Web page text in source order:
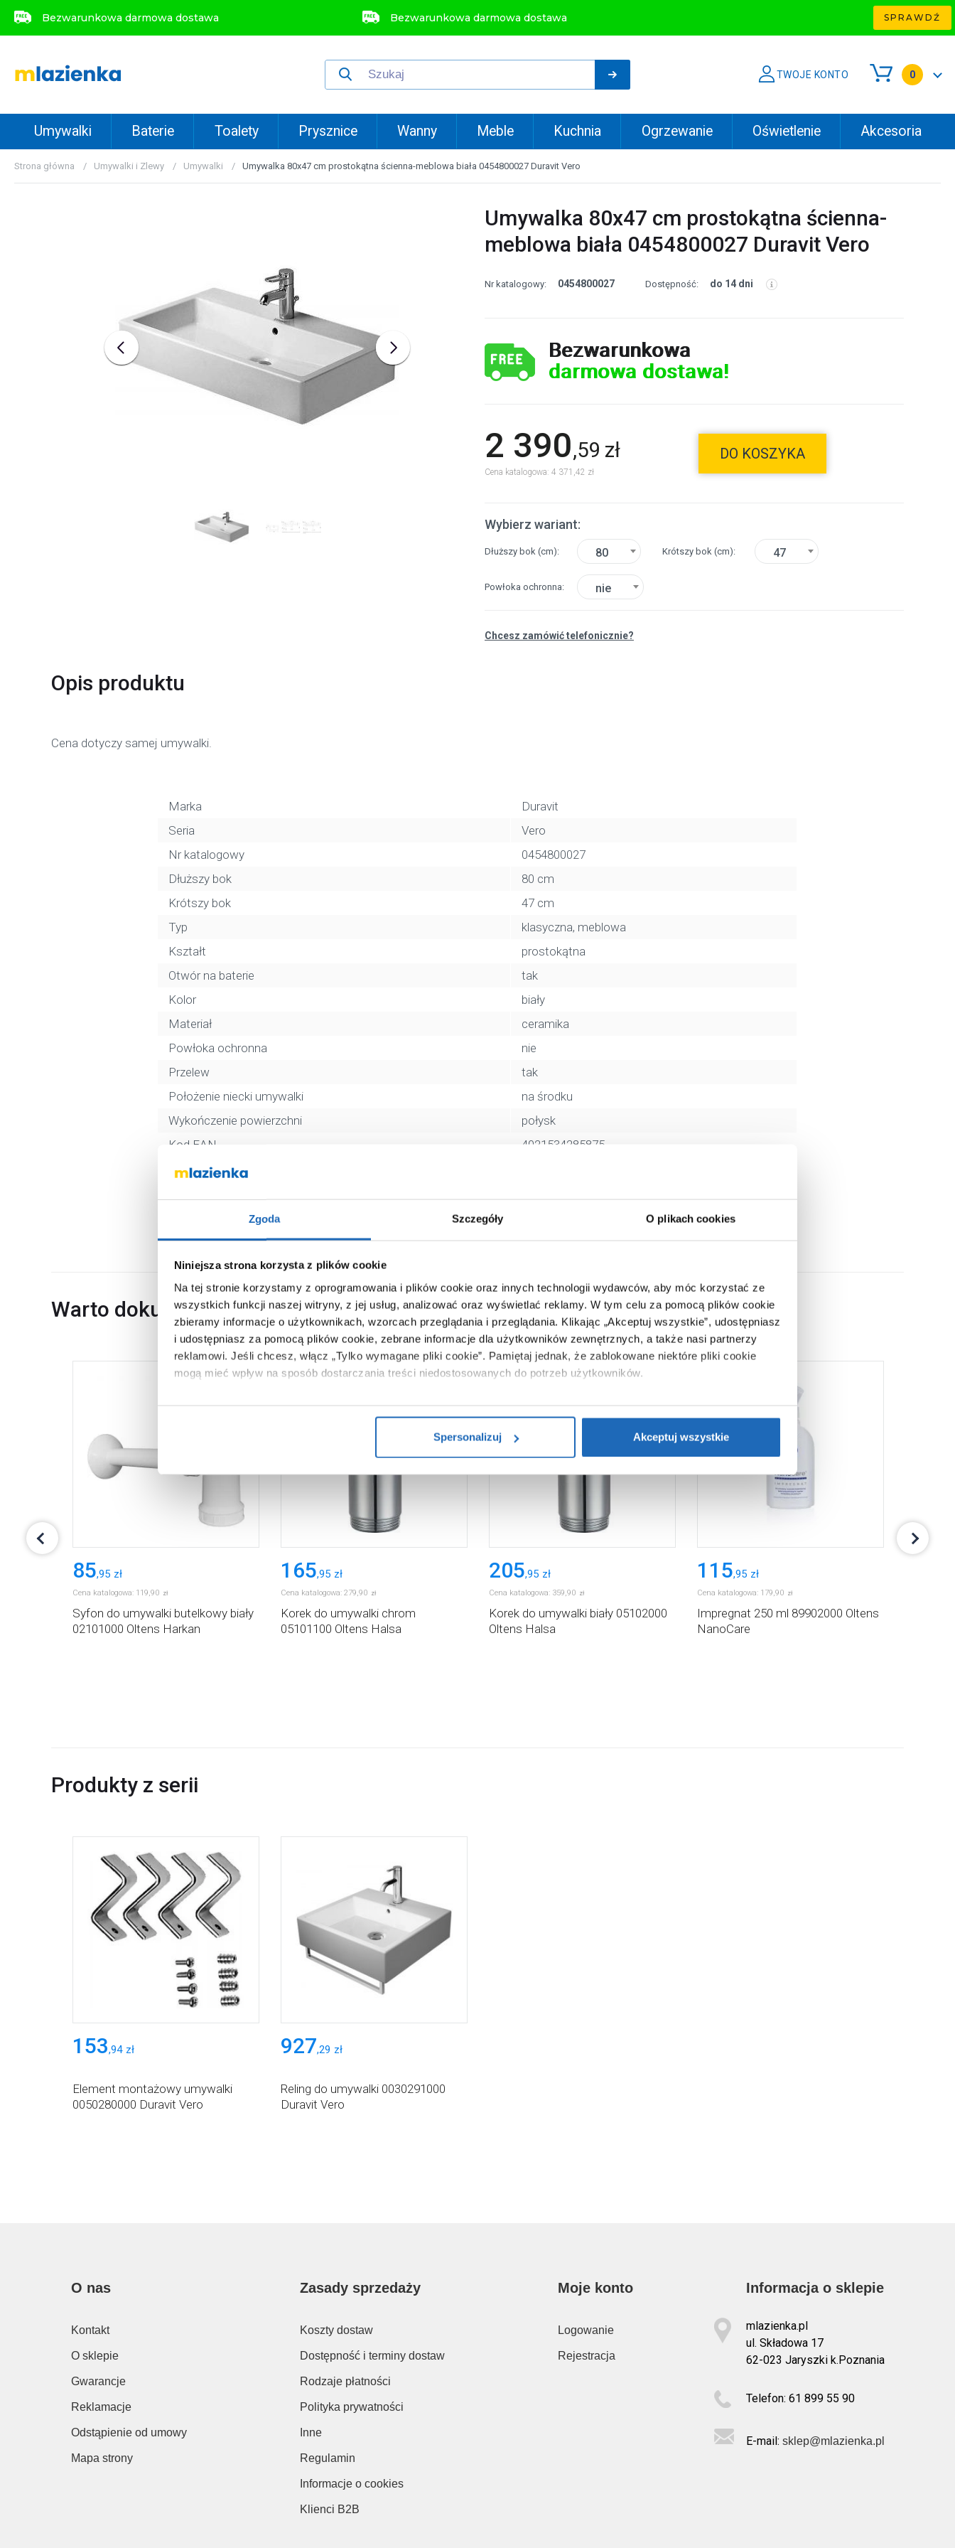
Zgoda Szczegóły O plikach cookies
Niniejsza strona korzysta z plików cookie
Na tej stronie korzystamy z oprogramowania i plików cookie oraz innych technologii wydawców, aby móc korzystać ze
wszystkich funkcji naszej witryny, z jej usług, analizować oraz wyświetlać reklamy. W tym celu za pomocą plików cookie
zbieramy informacje o użytkownikach, wzorcach przeglądania i przeglądania. Klikając „Akceptuj wszystkie”, udostępniasz
i udostępniasz za pomocą plików cookie, zebrane informacje dla użytkowników zewnętrznych, a także nasi partnerzy
reklamowi. Jeśli chcesz, włącz „Tylko wymagane pliki cookie”. Pamiętaj jednak, że zablokowane niektóre pliki cookie
mogą mieć wpływ na sposób dostarczania treści niedostosowanych do potrzeb użytkowników.
Aby uzyskać więcej informacji na temat plików plików cookie, kliknij „Ustawienia plików cookie”.Jeśli chcesz uzyskać
Spersonalizuj
Akceptuj wszystkie
Bezwarunkowa darmowa dostawa Bezwarunkowa darmowa dostawa SPRAWDŹ
TWOJE KONTO 0
Umywalki Baterie Toalety Prysznice Wanny Meble Kuchnia Ogrzewanie Oświetlenie Akcesoria
Strona główna Umywalki i Zlewy Umywalki Umywalka 80x47 cm prostokątna ścienna-meblowa biała 0454800027 Duravit Vero
Umywalka 80x47 cm prostokątna ścienna-
meblowa biała 0454800027 Duravit Vero
Nr katalogowy: 0454800027 Dostępność: do 14 dni
Bezwarunkowa
darmowa dostawa!
2 390,59 zł
Cena katalogowa: 4 371,42 zł
DO KOSZYKA
Wybierz wariant:
Dłuższy bok (cm) 80 Krótszy bok (cm) 47
Powłoka ochronna nie
Chcesz zamówić telefonicznie?
Opis produktu
Cena dotyczy samej umywalki.
Marka
Duravit
Seria
Vero
Nr katalogowy
0454800027
Dłuższy bok
80 cm
Krótszy bok
47 cm
Typ
klasyczna, meblowa
Kształt
prostokątna
Otwór na baterie
tak
Kolor
biały
Materiał
ceramika
Powłoka ochronna
nie
Przelew
tak
Położenie niecki umywalki
na środku
Wykończenie powierzchni
połysk
Kod EAN
4021534285875
Wymiary z opakowaniem
Dane producenta
Warto dokupić
85,95 zł
Cena katalogowa: 119,90 zł
Syfon do umywalki butelkowy biały
02101000 Oltens Harkan
165,95 zł
Cena katalogowa: 279,90 zł
Korek do umywalki chrom
05101100 Oltens Halsa
205,95 zł
Cena katalogowa: 359,90 zł
Korek do umywalki biały 05102000
Oltens Halsa
115,95 zł
Cena katalogowa: 179,90 zł
Impregnat 250 ml 89902000 Oltens
NanoCare
Produkty z serii
153,94 zł
Element montażowy umywalki
0050280000 Duravit Vero
927,29 zł
Reling do umywalki 0030291000
Duravit Vero
O nas
Kontakt
O sklepie
Gwarancje
Reklamacje
Odstąpienie od umowy
Mapa strony
Zasady sprzedaży
Koszty dostaw
Dostępność i terminy dostaw
Rodzaje płatności
Polityka prywatności
Inne
Regulamin
Informacje o cookies
Klienci B2B
Moje konto
Logowanie
Rejestracja
Informacja o sklepie
mlazienka.pl
ul. Składowa 17
62-023 Jaryszki k.Poznania
Telefon: 61 899 55 90
E-mail: sklep@mlazienka.pl